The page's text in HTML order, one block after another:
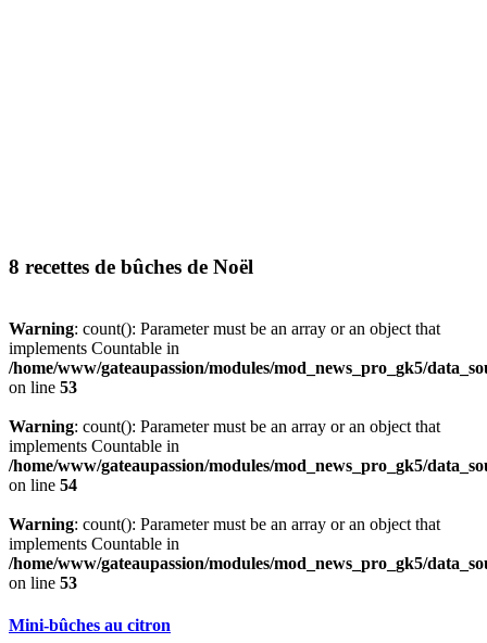
8 recettes de bûches de Noël
Warning: count(): Parameter must be an array or an object that
implements Countable in
/home/www/gateaupassion/modules/mod_news_pro_gk5/
on line 53
Warning: count(): Parameter must be an array or an object that
implements Countable in
/home/www/gateaupassion/modules/mod_news_pro_gk5/
on line 54
Warning: count(): Parameter must be an array or an object that
implements Countable in
/home/www/gateaupassion/modules/mod_news_pro_gk5/
on line 53
Mini-bûches au citron